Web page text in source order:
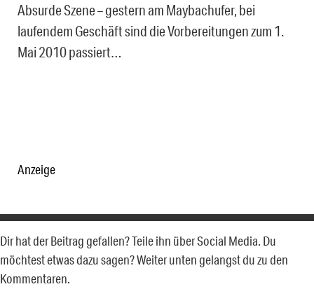
Absurde Szene – gestern am Maybachufer, bei
laufendem Geschäft sind die Vorbereitungen zum 1.
Mai 2010 passiert…
Anzeige
Dir hat der Beitrag gefallen? Teile ihn über Social Media. Du
möchtest etwas dazu sagen? Weiter unten gelangst du zu den
Kommentaren.